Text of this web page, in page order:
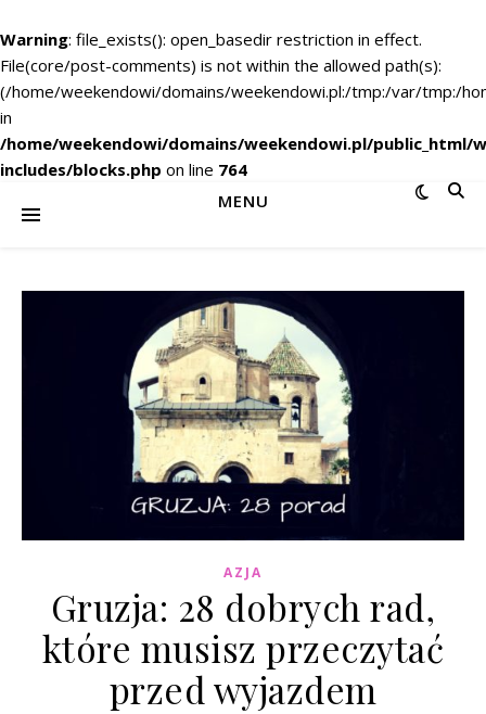
Warning: file_exists(): open_basedir restriction in effect.
File(core/post-comments) is not within the allowed path(s):
(/home/weekendowi/domains/weekendowi.pl:/tmp:/var/tmp:/
in
/home/weekendowi/domains/weekendowi.pl/public_html/
includes/blocks.php on line 764
MENU
AZJA
Gruzja: 28 dobrych rad,
które musisz przeczytać
przed wyjazdem